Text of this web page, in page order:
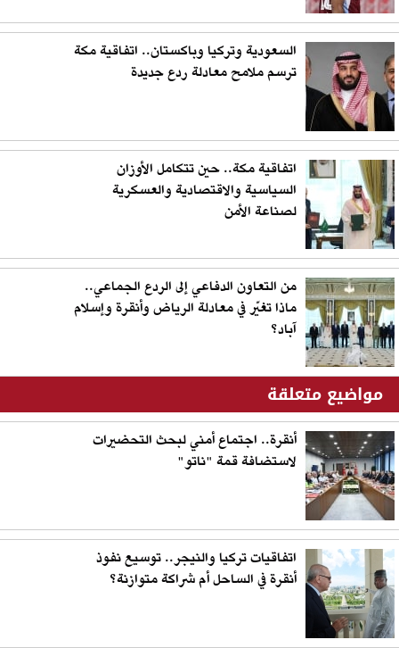
السعودية وتركيا وباكستان.. اتفاقية مكة
ترسم ملامح معادلة ردع جديدة
اتفاقية مكة.. حين تتكامل الأوزان
السياسية والاقتصادية والعسكرية
لصناعة الأمن
من التعاون الدفاعي إلى الردع الجماعي..
ماذا تغيّر في معادلة الرياض وأنقرة وإسلام
آباد؟
مواضيع متعلقة
أنقرة.. اجتماع أمني لبحث التحضيرات
لاستضافة قمة "ناتو"
اتفاقيات تركيا والنيجر.. توسيع نفوذ
أنقرة في الساحل أم شراكة متوازنة؟